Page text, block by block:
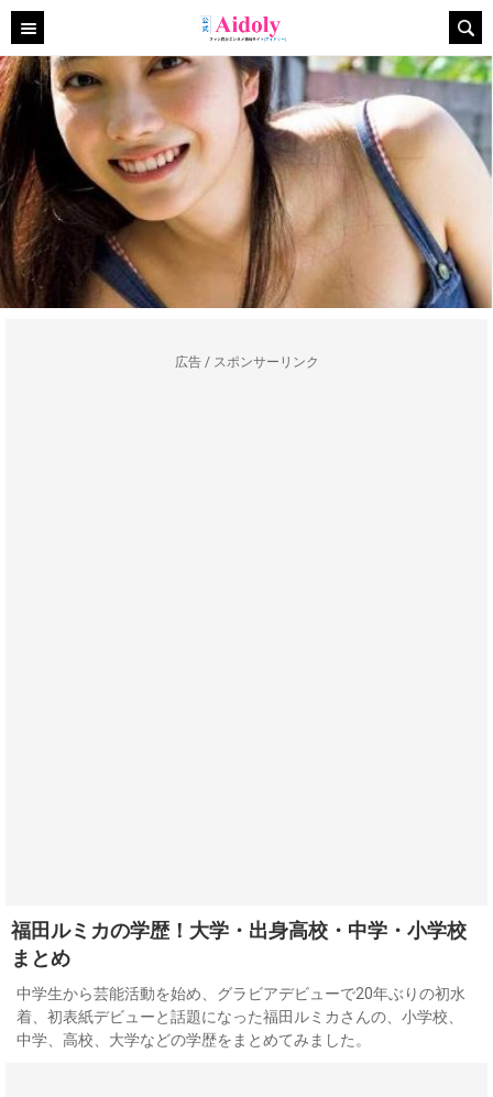
広告 / スポンサーリンク
福田ルミカの学歴！大学・出身高校・中学・小学校
まとめ
中学生から芸能活動を始め、グラビアデビューで20年ぶりの初水
着、初表紙デビューと話題になった福田ルミカさんの、小学校、
中学、高校、大学などの学歴をまとめてみました。